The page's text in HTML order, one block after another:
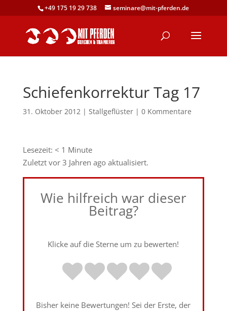
+49 175 19 29 738 seminare@mit-pferden.de
Schiefenkorrektur Tag 17
31. Oktober 2012| Stallgeflüster| 0 Kommentare
Lesezeit: < 1 Minute
Zuletzt vor 3 Jahren ago aktualisiert.
Wie hilfreich war dieser
Beitrag?
Klicke auf die Sterne um zu bewerten!
Bisher keine Bewertungen! Sei der Erste, der